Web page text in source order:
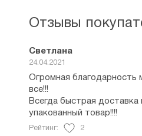
Отзывы
Светлана
24.04.2021
Огромная благодарность
все!!!
Всегда быстрая доставка
упакованный товар!!!!
Рейтинг: 2